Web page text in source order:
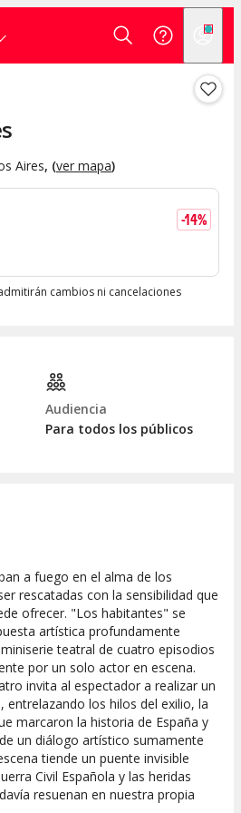
Aires, (ver mapa)
-14%
cambios ni cancelaciones
Audiencia
Para todos los públicos
a fuego en el alma de los
rescatadas con la sensibilidad que
ofrecer. "Los habitantes" se
artística profundamente
teatral de cuatro episodios
por un solo actor en escena.
invita al espectador a realizar un
entrelazando los hilos del exilio, la
marcaron la historia de España y
un diálogo artístico sumamente
tiende un puente invisible
Civil Española y las heridas
resuenan en nuestra propia